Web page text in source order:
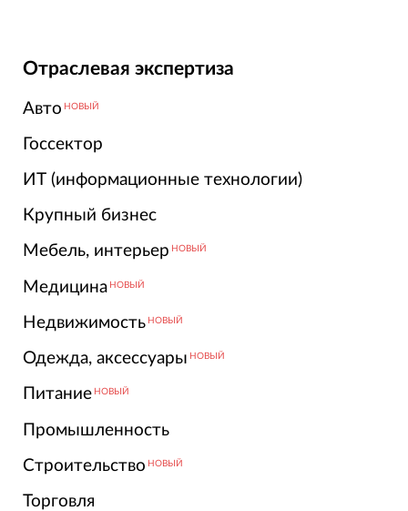
Отраслевая экспертиза
Авто НОВЫЙ
Госсектор
ИТ (информационные технологии)
Крупный бизнес
Мебель, интерьер НОВЫЙ
Медицина НОВЫЙ
Недвижимость НОВЫЙ
Одежда, аксессуары НОВЫЙ
Питание НОВЫЙ
Промышленность
Строительство НОВЫЙ
Торговля